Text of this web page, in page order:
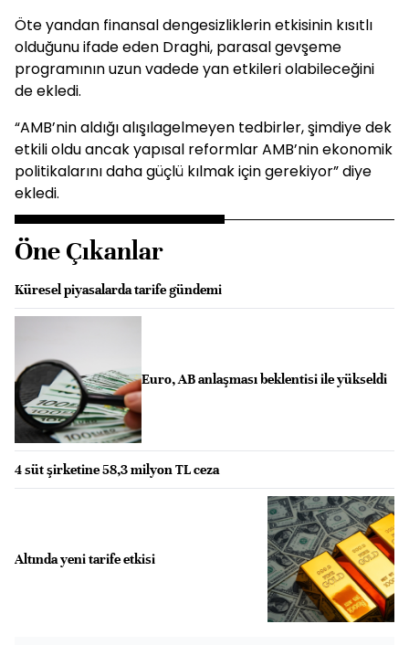
Öte yandan finansal dengesizliklerin etkisinin kısıtlı
olduğunu ifade eden Draghi, parasal gevşeme
programının uzun vadede yan etkileri olabileceğini
de ekledi.
“AMB’nin aldığı alışılagelmeyen tedbirler, şimdiye dek
etkili oldu ancak yapısal reformlar AMB’nin ekonomik
politikalarını daha güçlü kılmak için gerekiyor” diye
ekledi.
Öne Çıkanlar
Küresel piyasalarda tarife gündemi
Euro, AB anlaşması beklentisi ile yükseldi
4 süt şirketine 58,3 milyon TL ceza
Altında yeni tarife etkisi